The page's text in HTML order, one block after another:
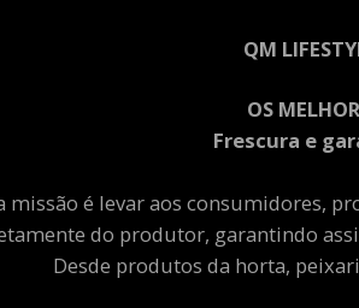
QM
OS
Frescura e
missão é levar aos consumidores,
do produtor, garantindo
Desde produtos da horta,